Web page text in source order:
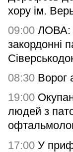
хору ім.
09:00 ЛОВА:
закордонні
08:30 Ворог
19:00
людей з
17:00 У